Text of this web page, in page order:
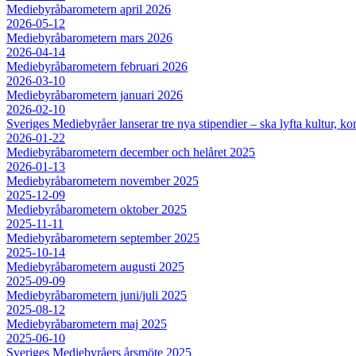
Mediebyråbarometern april 2026
2026-05-12
Mediebyråbarometern mars 2026
2026-04-14
Mediebyråbarometern februari 2026
2026-03-10
Mediebyråbarometern januari 2026
2026-02-10
Sveriges Mediebyråer lanserar tre nya stipendier – ska lyfta kultur,
2026-01-22
Mediebyråbarometern december och helåret 2025
2026-01-13
Mediebyråbarometern november 2025
2025-12-09
Mediebyråbarometern oktober 2025
2025-11-11
Mediebyråbarometern september 2025
2025-10-14
Mediebyråbarometern augusti 2025
2025-09-09
Mediebyråbarometern juni/juli 2025
2025-08-12
Mediebyråbarometern maj 2025
2025-06-10
Sveriges Mediebyråers årsmöte 2025